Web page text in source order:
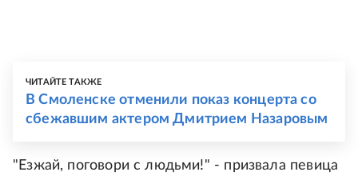
ЧИТАЙТЕ ТАКЖЕ
В Смоленске отменили показ концерта со
сбежавшим актером Дмитрием Назаровым
"Езжай, поговори с людьми!" - призвала певица